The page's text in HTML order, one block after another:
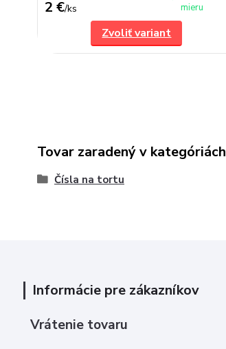
2 €/ks
mieru
Zvoliť variant
Tovar zaradený v kategóriách
Čísla na tortu
Informácie pre zákazníkov
Vrátenie tovaru